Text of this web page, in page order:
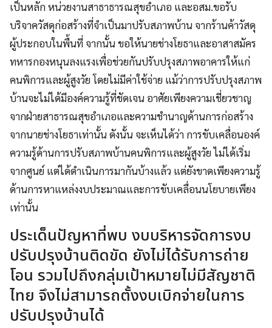
เป็นหลัก หน่วยงานสาธาธารณสุขอำเภอ และอสม.ขอรับ
บริจาควัสดุก่อสร้างที่จำเป็นมาปรับสภาพบ้าน จากร้านค้าวัสดุ
ผู้ประกอบในพื้นที่ จากนั้น ขอให้นายช่างโยธาและอาสาสมัคร
ทหารกองหนุนลงแรงเพื่อช่วยกันปรับปรุงสภาพอาคารให้แก่
คนพิการและผู้สูงวัย โดยไม่มีค่าใช้จ่าย แม้ว่าการปรับปรุงสภาพ
บ้านจะไม่ได้มีองค์ความรู้ที่ชัดเจน อาศัยเพียงความเชี่ยวชาญ
จากฝ่ายสาธารณสุขอำเภอและความชำนาญด้านการก่อสร้าง
จากนายช่างโยธาเท่านั้น ดังนั้น จะเห็นได้ว่า การขับเคลื่อนองค์
ความรู้ด้านการปรับสภาพบ้านคนพิการและผู้สูงวัย ไม่ได้เริ่ม
จากศูนย์ แต่ได้ดำเนินการมากันบ้างแล้ว แต่ยังขาดเพียงความรู้
ด้านการหาแหล่งงบประมาณและการขับเคลื่อนนโยบายเพียง
เท่านั้น
ประเด็นปัญหาที่พบ งบบริหารจัดการงบ
ปรับปรุงบ้านติดขัด ยังไม่ได้รับการถ่าย
โอน รวมไปถึงกลุ่มเป้าหมายไม่มีสัญชาติ
ไทย จึงไม่สามารถตั้งงบเบิกจ่ายในการ
ปรับปรุงบ้านได้